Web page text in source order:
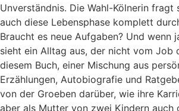
Unverständnis. Die Wahl-Kölnerin fragt
auch diese Lebensphase komplett
Braucht es neue Aufgaben? Und wenn
sieht ein Alltag aus, der nicht vom Job
diesem Buch, einer Mischung aus
Erzählungen, Autobiografie und
von der Groeben darüber, wie ihre
aber als Mutter von zwei Kindern auch